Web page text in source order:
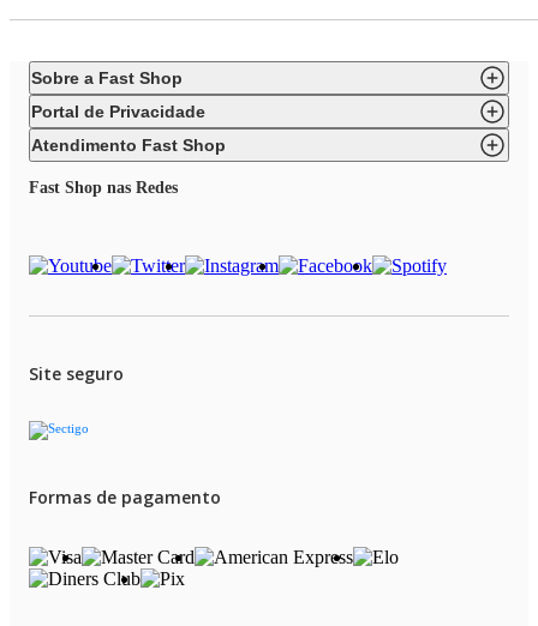
Sobre a Fast Shop
Portal de Privacidade
Atendimento Fast Shop
Fast Shop nas Redes
Site seguro
Formas de pagamento